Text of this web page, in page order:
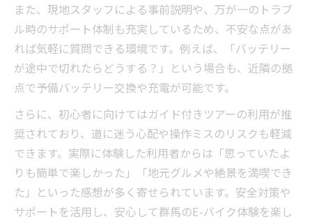
また、現地スタッフによる事前説明や、万が一のトラブ
ル時のサポート体制も充実しているため、不安な点があ
れば気軽に質問できる環境です。例えば、「バッテリー
が途中で切れたらどうする？」という場合も、近隣の拠
点で予備バッテリー交換や充電が可能です。
さらに、初心者に向けてはガイド付きツアーの利用が推
奨されており、道に迷う心配や操作ミスのリスクも軽減
できます。実際に体験した利用者からは「思っていたよ
りも簡単で楽しかった」「地元グルメや絶景を満喫でき
た」といった感想が多く寄せられています。安全対策や
サポートを活用し、安心して群馬のE-バイク体験を楽し